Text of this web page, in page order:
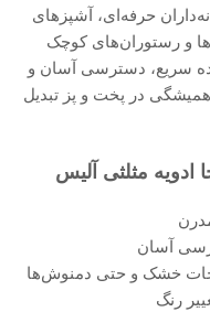
حرفه‌ای، آشپزهای
و رستوران‌های کوچک
سریع، دسترسی آسان و
در پخت و پز تبدیل
مثلثی آلیس
آسان
خشک و حتی دمنوش‌ها
رنگ